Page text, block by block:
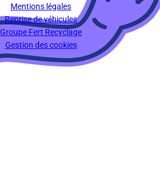
Mentions légales
Reprise de véhicules
Groupe Fert Recyclage
Gestion des cookies